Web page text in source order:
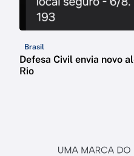
Brasil
Defesa Civil envia novo
Rio